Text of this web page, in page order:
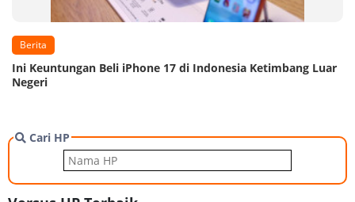
Berita
Ini Keuntungan Beli iPhone 17 di Indonesia Ketimbang Luar
Negeri
Cari HP